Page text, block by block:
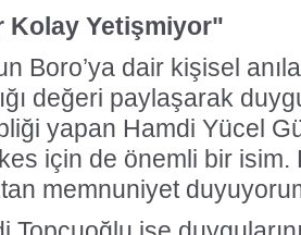
Kolay Yetişmiyor"
Boro’ya dair kişisel
değeri paylaşarak
yapan Hamdi Yücel
için de önemli bir isim.
memnuniyet